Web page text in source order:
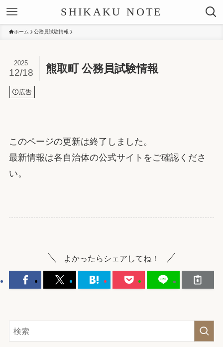
SHIKAKU NOTE
ホーム 公務員試験情報
熊取町 公務員試験情報
2025
12/18
広告
このページの更新は終了しました。
最新情報は各自治体の公式サイトをご確認くださ
い。
よかったらシェアしてね！